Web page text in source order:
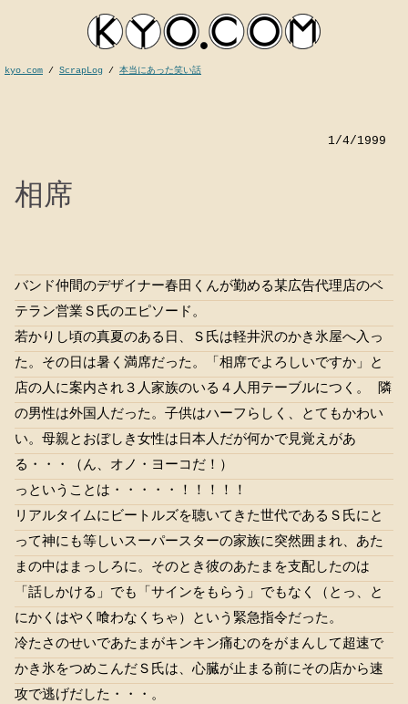
kyocom
kyo.com / ScrapLog / 本当にあった笑い話
1/4/1999
相席
バンド仲間のデザイナー春田くんが勤める某広告代理店のベ
テラン営業Ｓ氏のエピソード。
若かりし頃の真夏のある日、Ｓ氏は軽井沢のかき氷屋へ入っ
た。その日は暑く満席だった。「相席でよろしいですか」と
店の人に案内され３人家族のいる４人用テーブルにつく。 隣
の男性は外国人だった。子供はハーフらしく、とてもかわい
い。母親とおぼしき女性は日本人だが何かで見覚えがあ
る・・・（ん、オノ・ヨーコだ！）
っということは・・・・・！！！！！
リアルタイムにビートルズを聴いてきた世代であるＳ氏にと
って神にも等しいスーパースターの家族に突然囲まれ、あた
まの中はまっしろに。そのとき彼のあたまを支配したのは
「話しかける」でも「サインをもらう」でもなく（とっ、と
にかくはやく喰わなくちゃ）という緊急指令だった。
冷たさのせいであたまがキンキン痛むのをがまんして超速で
かき氷をつめこんだＳ氏は、心臓が止まる前にその店から速
攻で逃げだした・・・。